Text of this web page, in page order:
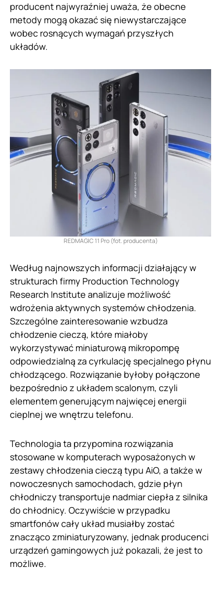
producent najwyraźniej uważa, że obecne
metody mogą okazać się niewystarczające
wobec rosnących wymagań przyszłych
układów.
REDMAGIC 11 Pro (fot. producenta)
Według najnowszych informacji działający w
strukturach firmy Production Technology
Research Institute analizuje możliwość
wdrożenia aktywnych systemów chłodzenia.
Szczególne zainteresowanie wzbudza
chłodzenie cieczą, które miałoby
wykorzystywać miniaturową mikropompę
odpowiedzialną za cyrkulację specjalnego płynu
chłodzącego. Rozwiązanie byłoby połączone
bezpośrednio z układem scalonym, czyli
elementem generującym najwięcej energii
cieplnej we wnętrzu telefonu.
Technologia ta przypomina rozwiązania
stosowane w komputerach wyposażonych w
zestawy chłodzenia cieczą typu AiO, a także w
nowoczesnych samochodach, gdzie płyn
chłodniczy transportuje nadmiar ciepła z silnika
do chłodnicy. Oczywiście w przypadku
smartfonów cały układ musiałby zostać
znacząco zminiaturyzowany, jednak producenci
urządzeń gamingowych już pokazali, że jest to
możliwe.